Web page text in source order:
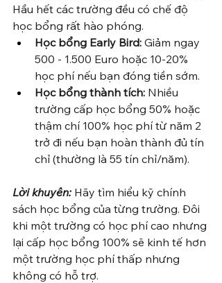
Hầu hết các trường đều có chế độ
học bổng rất hào phóng.
Học bổng Early Bird: Giảm ngay
500 - 1.500 Euro hoặc 10-20%
học phí nếu bạn đóng tiền sớm.
Học bổng thành tích: Nhiều
trường cấp học bổng 50% hoặc
thậm chí 100% học phí từ năm 2
trở đi nếu bạn hoàn thành đủ tín
chỉ (thường là 55 tín chỉ/năm).
Lời khuyên: Hãy tìm hiểu kỹ chính
sách học bổng của từng trường. Đôi
khi một trường có học phí cao nhưng
lại cấp học bổng 100% sẽ kinh tế hơn
một trường học phí thấp nhưng
không có hỗ trợ.